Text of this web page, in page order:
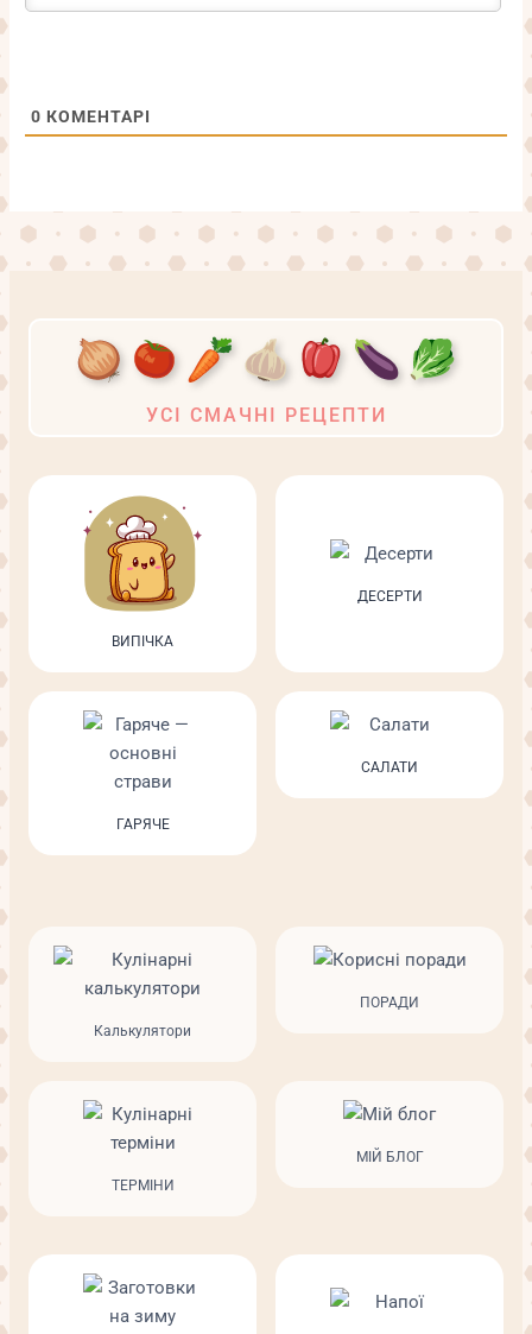
0 КОМЕНТАРІ
УСІ СМАЧНІ РЕЦЕПТИ
ВИПІЧКА
ДЕСЕРТИ
ГАРЯЧЕ
САЛАТИ
Калькулятори
ПОРАДИ
ТЕРМІНИ
МІЙ БЛОГ